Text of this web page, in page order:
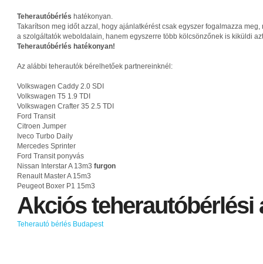
Teherautóbérlés hatékonyan.
Takarítson meg időt azzal, hogy ajánlatkérést csak egyszer fogalmazza
a szolgáltatók weboldalain, hanem egyszerre több kölcsönzőnek is kiküldi
Teherautóbérlés hatékonyan!
Az alábbi teherautók bérelhetőek partnereinknél:
Volkswagen Caddy 2.0 SDI
Volkswagen T5 1.9 TDI
Volkswagen Crafter 35 2.5 TDI
Ford Transit
Citroen Jumper
Iveco Turbo Daily
Mercedes Sprinter
Ford Transit ponyvás
Nissan Interstar A 13m3 furgon
Renault Master A 15m3
Peugeot Boxer P1 15m3
Akciósteherautóbérlési
Teherautó bérlés Budapest